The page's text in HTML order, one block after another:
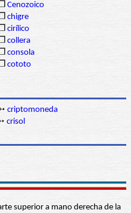
Cenozoico
chigre
cirílico
collera
consola
cototo
criptomoneda
crisol
superior a mano derecha de la